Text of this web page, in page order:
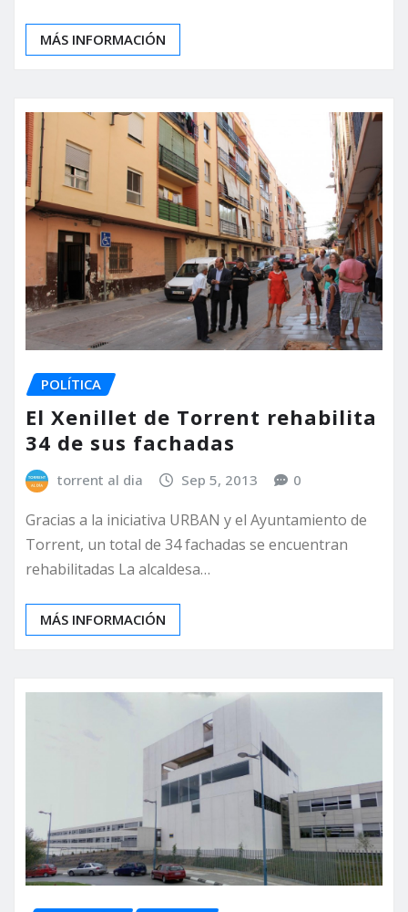
MÁS INFORMACIÓN
POLÍTICA
El Xenillet de Torrent rehabilita
34 de sus fachadas
torrent al dia Sep 5, 2013 0
Gracias a la iniciativa URBAN y el Ayuntamiento de
Torrent, un total de 34 fachadas se encuentran
rehabilitadas La alcaldesa…
MÁS INFORMACIÓN